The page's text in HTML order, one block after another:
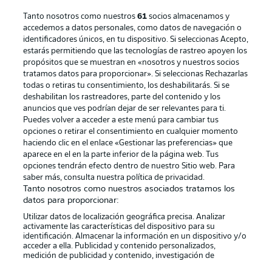
Football as it's meant to be
BUNDESLIGA APP
Official Partners
Tanto nosotros como nuestros61 socios almacenamos y
accedemos a datos personales, como datos de navegación o
identificadores únicos, en tu dispositivo. Si seleccionas Acepto,
estarás permitiendo que las tecnologías de rastreo apoyen los
propósitos que se muestran en «nosotros y nuestros socios
tratamos datos para proporcionar». Si seleccionas Rechazarlas
todas o retiras tu consentimiento, los deshabilitarás. Si se
deshabilitan los rastreadores, parte del contenido y los
anuncios que ves podrían dejar de ser relevantes para ti.
Puedes volver a acceder a este menú para cambiar tus
opciones o retirar el consentimiento en cualquier momento
haciendo clic en el enlace «Gestionar las preferencias» que
aparece en el en la parte inferior de la página web. Tus
opciones tendrán efecto dentro de nuestro Sitio web. Para
saber más, consulta nuestra política de privacidad.
Tanto nosotros como nuestros asociados tratamos los
datos para proporcionar:
Utilizar datos de localización geográfica precisa. Analizar
activamente las características del dispositivo para su
identificación. Almacenar la información en un dispositivo y/o
acceder a ella. Publicidad y contenido personalizados,
medición de publicidad y contenido, investigación de